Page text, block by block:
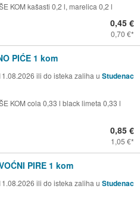
KOM kašasti 0,2 l, marelica 0,2 l
0,45 €
0,70 €
PIĆE 1 kom
ili do isteka zaliha u Studenac
KOM cola 0,33 l black limeta 0,33 l
0,85 €
1,05 €
PIRE 1 kom
ili do isteka zaliha u Studenac